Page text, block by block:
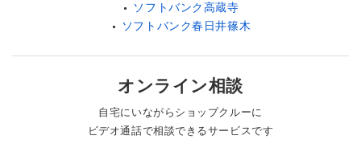
ソフトバンク高蔵寺
ソフトバンク春日井篠木
オンライン相談
自宅にいながらショップクルーに
ビデオ通話で相談できるサービスです